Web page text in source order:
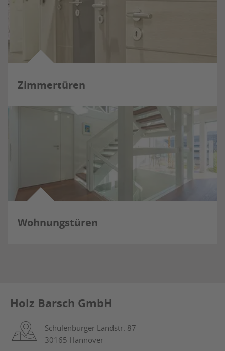
Zimmertüren
Wohnungstüren
Holz Barsch GmbH
Schulenburger Landstr. 87
30165 Hannover